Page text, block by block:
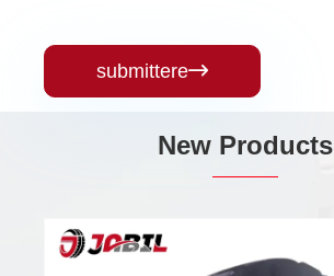
submittere
New Products